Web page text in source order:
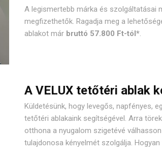
A legismertebb márka és szolgáltatásai
megfizethetők. Ragadja meg a
ablakot már bruttó 57.800 Ft-tól*
A VELUX tetőtéri ablak
Küldetésünk, hogy levegős, napfényes,
tetőtéri ablakaink segítségével. Arra
otthona a nyugalom szigetévé
tulajdonosa kényelmét szolgálja.